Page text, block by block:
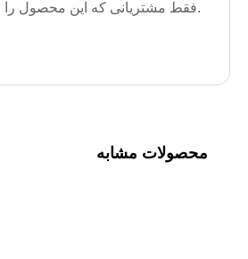
.فقط مشتریانی که این محصول را
محصولات مشابه